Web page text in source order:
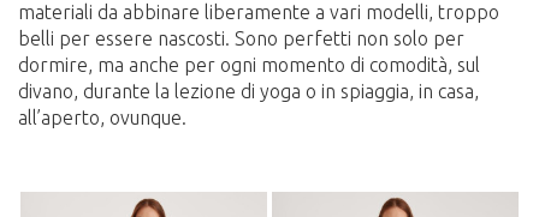
materiali da abbinare liberamente a vari modelli, troppo
belli per essere nascosti. Sono perfetti non solo per
dormire, ma anche per ogni momento di comodità, sul
divano, durante la lezione di yoga o in spiaggia, in casa,
all’aperto, ovunque.